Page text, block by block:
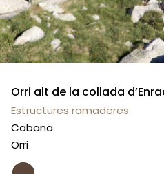
Orri alt de la collada
Estructures ramaderes
Cabana
Orri